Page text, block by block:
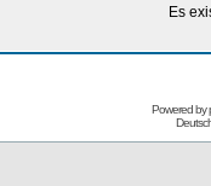
Es
Powered by